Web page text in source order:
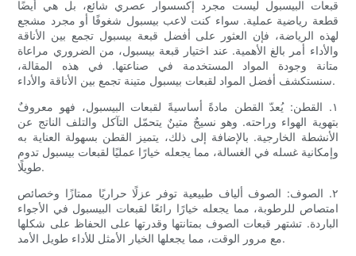
قبعات البيسبول ليست مجرد إكسسوار عصري شائع، بل هي أيضًا
قطعة رياضية عملية. سواء كنت لاعب بيسبول شغوفًا أو مجرد مشجع
لهذه الرياضة، فإن العثور على أفضل قبعة بيسبول تجمع بين الأناقة
والأداء أمر بالغ الأهمية. عند اختيار قبعة بيسبول، من الضروري مراعاة
متانة وجودة المواد المستخدمة في صناعتها. في هذه المقالة،
سنستكشف أفضل المواد لقبعات بيسبول متينة تجمع بين الأناقة والأداء.
١. القطن: يُعدّ القطن مادةً أساسيةً لقبعات البيسبول، فهو معروفٌ
بتهوية الهواء وراحته. وهو نسيجٌ متينٌ يتحمّل التآكل والتلف الناتج عن
الأنشطة الخارجية. بالإضافة إلى ذلك، يتميز القطن بسهولة العناية به
وإمكانية غسله في الغسالة، مما يجعله خيارًا عمليًا لقبعات بيسبول تدوم
طويلًا.
٢. الصوف: الصوف ألياف طبيعية توفر عزلًا حراريًا ممتازًا وخصائص
امتصاص للرطوبة، مما يجعله خيارًا رائعًا لقبعات البيسبول في الأجواء
الباردة. تشتهر قبعات الصوف بمتانتها وقدرتها على الحفاظ على شكلها
مع مرور الوقت، مما يجعلها الخيار الأمثل للأداء طويل الأمد.